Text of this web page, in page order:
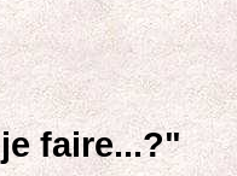
faire...?"